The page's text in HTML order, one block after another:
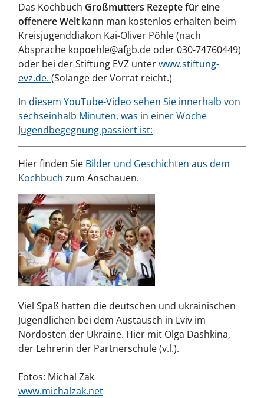
Das Kochbuch Großmutters Rezepte für eine
offenere Welt kann man kostenlos erhalten beim
Kreisjugenddiakon Kai-Oliver Pöhle (nach
Absprache kopoehle@afgb.de oder 030-74760449)
oder bei der Stiftung EVZ unterwww.stiftung-
evz.de. (Solange der Vorrat reicht.)
In diesem YouTube-Video sehen Sie innerhalb von
sechseinhalb Minuten, was in einer Woche
Jugendbegegnung passiert ist:
Hier finden Sie Bilder und Geschichten aus dem
Kochbuch zum Anschauen.
Viel Spaß hatten die deutschen und ukrainischen
Jugendlichen bei dem Austausch in Lviv im
Nordosten der Ukraine. Hier mit Olga Dashkina,
der Lehrerin der Partnerschule (v.l.).
Fotos: Michal Zak
www.michalzak.net